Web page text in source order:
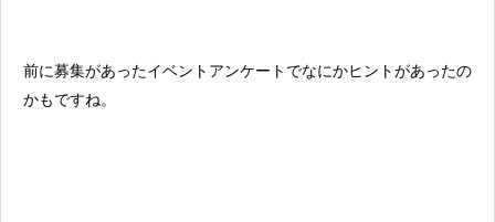
前に募集があったイベントアンケートでなにかヒントがあったの
かもですね。